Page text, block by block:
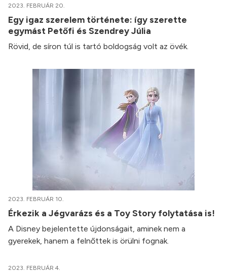
2023. FEBRUÁR 20.
Egy igaz szerelem története: így szerette
egymást Petőfi és Szendrey Júlia
Rövid, de síron túl is tartó boldogság volt az övék.
2023. FEBRUÁR 10.
Érkezik a Jégvarázs és a Toy Story folytatása is!
A Disney bejelentette újdonságait, aminek nem a
gyerekek, hanem a felnőttek is örülni fognak.
2023. FEBRUÁR 4.